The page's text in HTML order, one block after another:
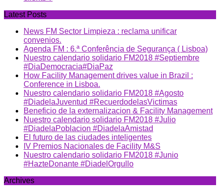
Latest Posts
News FM Sector Limpieza : reclama unificar
convenios.
Agenda FM : 6.ª Conferência de Segurança ( Lisboa)
Nuestro calendario solidario FM2018 #Septiembre
#DiaDemocracia#DiaPaz
How Facility Management drives value in Brazil :
Conference in Lisboa.
Nuestro calendario solidario FM2018 #Agosto
#DiadelaJuventud #RecuerdodelasVictimas
Beneficio de la externalizacion & Facility Management
Nuestro calendario solidario FM2018 #Julio
#DiadelaPoblacion #DiadelaAmistad
El futuro de las ciudades inteligentes
IV Premios Nacionales de Facility M&S
Nuestro calendario solidario FM2018 #Junio
#HazteDonante #DiadelOrgullo
Archives